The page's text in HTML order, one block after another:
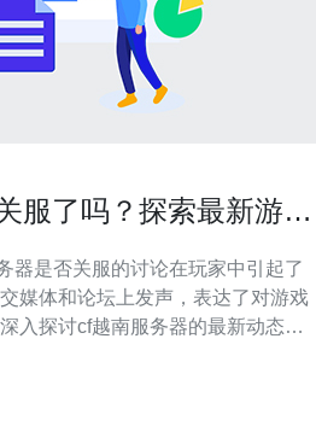
服了吗？探索最新游戏
器是否关服的讨论在玩家中引起了
媒体和论坛上发声，表达了对游戏
入探讨cf越南服务器的最新动态、